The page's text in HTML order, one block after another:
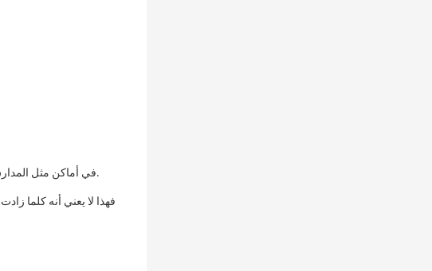
في أماكن مثل المدارس والمستشفيات ومباني المكاتب والمصانع وما إلى ذلك، من الضروري اختيار منتجات متينة ذات دورة مقاومة للتآكل تزيد عن 10000 دورة.